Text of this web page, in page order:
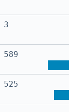
3
589
525